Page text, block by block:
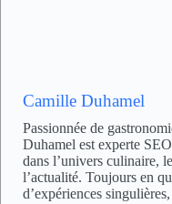
Camille Duhamel
Passionnée de
Duhamel est experte
dans l’univers culinaire,
l’actualité. Toujours en
d’expériences